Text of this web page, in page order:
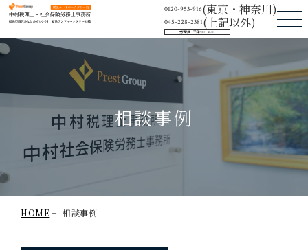
中村税理士・社会保険労務士事務所
0120-953-916(東京・神奈川)
045-228-2381(上記以外)
受付時間：平日9:30〜17:30
相談事例
HOME 相談事例